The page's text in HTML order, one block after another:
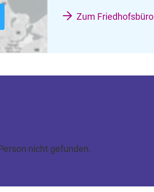
Zum Friedhofsbüro
nicht gefunden.